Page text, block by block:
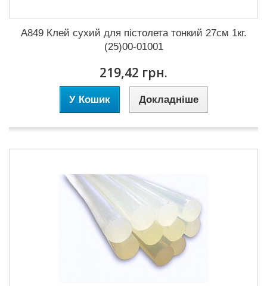
А849 Клей сухий для пістолета тонкий 27см 1кг.
(25)00-01001
219,42 грн.
У Кошик Докладніше